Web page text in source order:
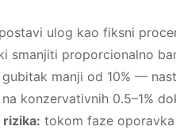
postavi ulog kao fiksni
smanjiti proporcionalno
manji od 10% —
konzervativnih 0.5–1%
rizika: tokom faze